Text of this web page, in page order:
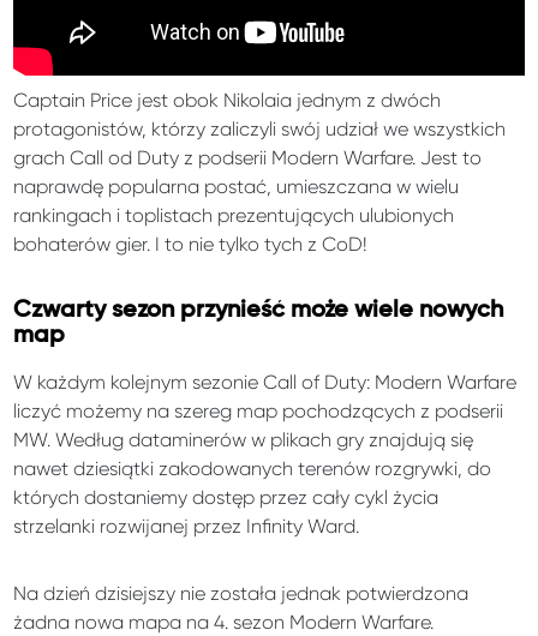
Captain Price jest obok Nikolaia jednym z dwóch
protagonistów, którzy zaliczyli swój udział we wszystkich
grach Call od Duty z podserii Modern Warfare. Jest to
naprawdę popularna postać, umieszczana w wielu
rankingach i toplistach prezentujących ulubionych
bohaterów gier. I to nie tylko tych z CoD!
Czwarty sezon przynieść może wiele nowych
map
W każdym kolejnym sezonie Call of Duty: Modern Warfare
liczyć możemy na szereg map pochodzących z podserii
MW. Według dataminerów w plikach gry znajdują się
nawet dziesiątki zakodowanych terenów rozgrywki, do
których dostaniemy dostęp przez cały cykl życia
strzelanki rozwijanej przez Infinity Ward.
Na dzień dzisiejszy nie została jednak potwierdzona
żadna nowa mapa na 4. sezon Modern Warfare.